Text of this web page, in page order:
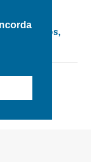
de seguros,
à